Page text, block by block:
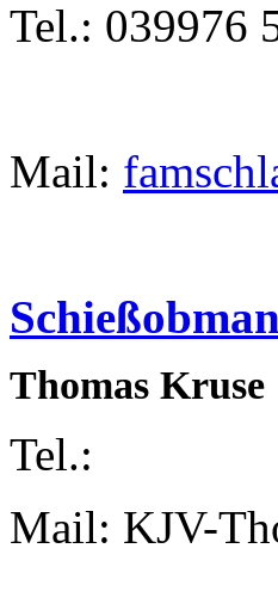
Tel.: 039976
Mail:
Schießobman
Thomas Kruse
Tel.:
Mail: KJV-